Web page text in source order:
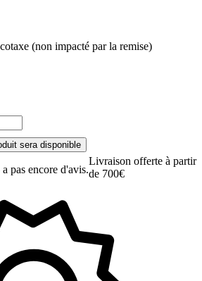
(non impacté par la remise)
sera disponible
pas encore d'avis.
Livraison offerte à partir
de 700€